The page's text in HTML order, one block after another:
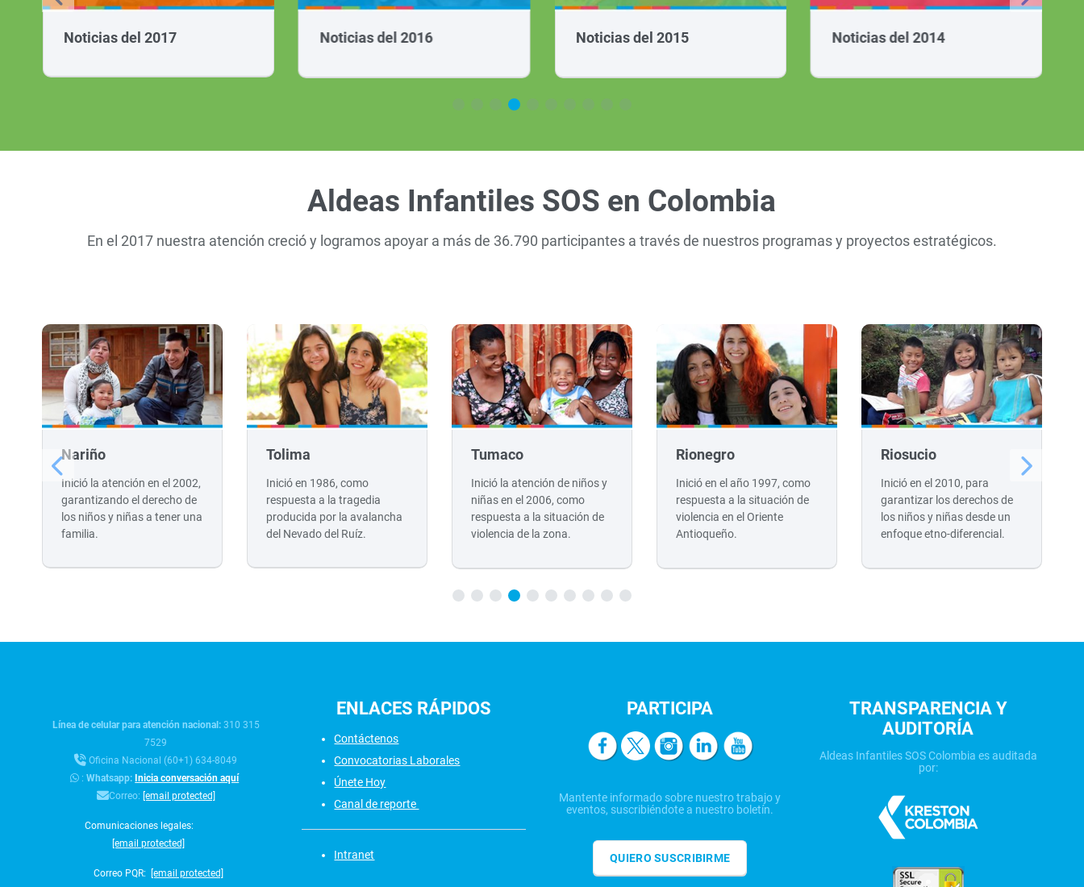
Noticias del 2017 Noticias del 2016 Noticias del 2015 Noticias del 2014
Aldeas Infantiles SOS en Colombia
En el 2017 nuestra atención creció y logramos apoyar a más de 36.790 participantes a través de nuestros programas y proyectos estratégicos.
Nariño
Inició la atención en el 2002,
garantizando el derecho de
los niños y niñas a tener una
familia.
Tolima
Inició en 1986, como
respuesta a la tragedia
producida por la avalancha
del Nevado del Ruíz.
Tumaco
Inició la atención de niños y
niñas en el 2006, como
respuesta a la situación de
violencia de la zona.
Rionegro
Inició en el año 1997, como
respuesta a la situación de
violencia en el Oriente
Antioqueño.
Riosucio
Inició en el 2010, para
garantizar los derechos de
los niños y niñas desde un
enfoque etno-diferencial.
Línea de celular para atención nacional: 310 315
7529
Oficina Nacional (60+1) 634-8049
:Whatsapp:Inicia conversación aquí
Correo: [email protected]
Comunicaciones legales:
[email protected]
Correo PQR: [email protected]
ENLACES RÁPIDOS
Contáctenos
Convocatorias Laborales
Únete Hoy
Canal de reporte
Intranet
PARTICIPA
Mantente informado sobre nuestro trabajo y
eventos, suscribiéndote a nuestro boletín.
QUIERO SUSCRIBIRME
TRANSPARENCIA Y
AUDITORÍA
Aldeas Infantiles SOS Colombia es auditada
por: